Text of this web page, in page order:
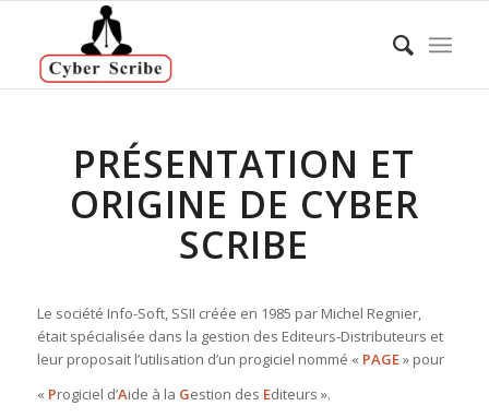
PRÉSENTATION ET
ORIGINE DE CYBER
SCRIBE
Le société Info-Soft, SSII créée en 1985 par Michel Regnier,
était spécialisée dans la gestion des Editeurs-Distributeurs et
leur proposait l’utilisation d’un progiciel nommé « PAGE» pour
« Progiciel d’Aide à la Gestion des Editeurs ».